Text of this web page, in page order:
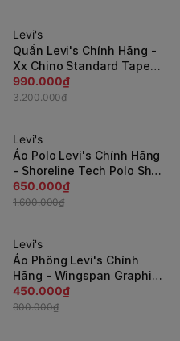
-70%
Levi's
Quần Levi's Chính Hãng -
Xx Chino Standard Taper -
Màu Xanh | JapanSport
85226-0146
990.000₫
3.200.000₫
-60%
Levi's
Áo Polo Levi's Chính Hãng
- Shoreline Tech Polo Shirt
- Màu xanh | JapanSport
001EK-0003
650.000₫
1.600.000₫
-50%
Levi's
Áo Phông Levi's Chính
Hãng - Wingspan Graphic
Relaxed-Fit - Màu Đen |
JapanSport 161432075
450.000₫
900.000₫